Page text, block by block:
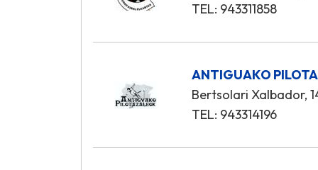
TEL: 943311858
ANTIGUAKO
Bertsolari Xalbador,
TEL: 943314196